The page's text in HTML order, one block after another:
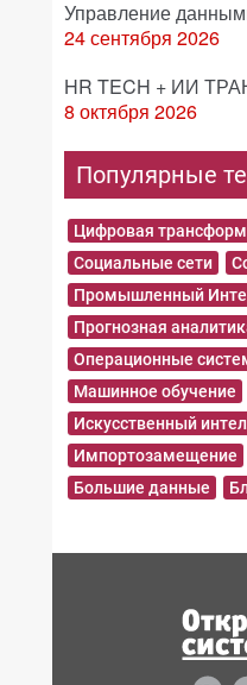
Управление
24 сентября 2026
HR TECH + ИИ
8 октября 2026
Популярные
Цифровая
Социальные сети
Промышленный
Прогнозная
Операционные
Машинное обучение
Искусственный
Импортозамещение
Большие данные